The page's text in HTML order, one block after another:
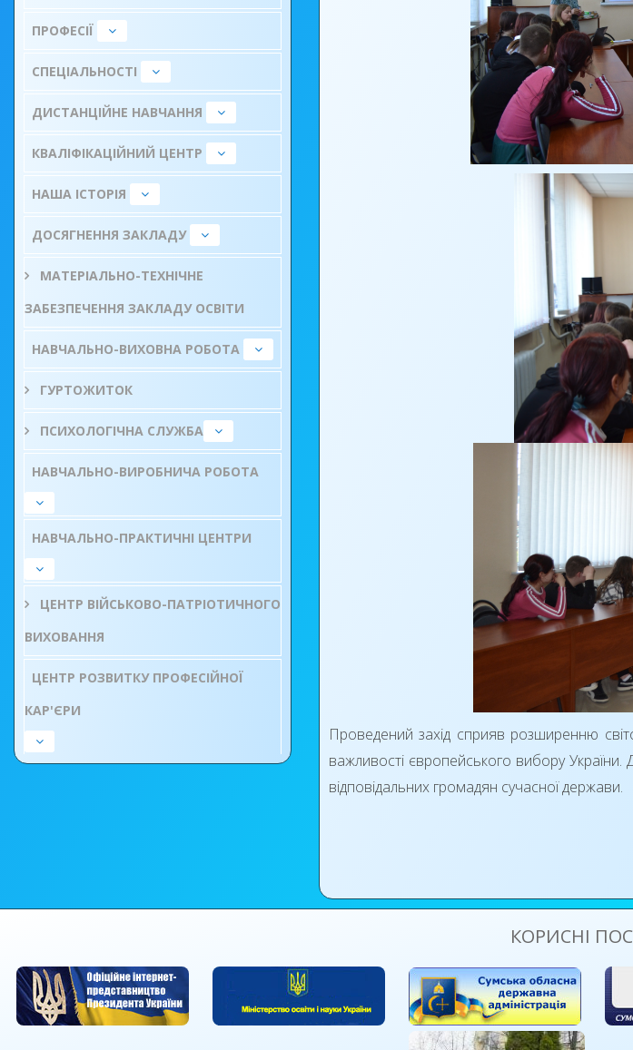
ПРОФЕСІЇ
СПЕЦІАЛЬНОСТІ
ДИСТАНЦІЙНЕ НАВЧАННЯ
КВАЛІФІКАЦІЙНИЙ ЦЕНТР
НАША ІСТОРІЯ
ДОСЯГНЕННЯ ЗАКЛАДУ
МАТЕРІАЛЬНО-ТЕХНІЧНЕ
ЗАБЕЗПЕЧЕННЯ ЗАКЛАДУ ОСВІТИ
НАВЧАЛЬНО-ВИХОВНА РОБОТА
ГУРТОЖИТОК
ПСИХОЛОГІЧНА СЛУЖБА
НАВЧАЛЬНО-ВИРОБНИЧА РОБОТА
НАВЧАЛЬНО-ПРАКТИЧНІ ЦЕНТРИ
ЦЕНТР ВІЙСЬКОВО-ПАТРІОТИЧНОГО
ВИХОВАННЯ
ЦЕНТР РОЗВИТКУ ПРОФЕСІЙНОЇ
КАР'ЄРИ
Проведений захід сприяв розширенню
важливості європейського вибору
відповідальних громадян сучасної держави.
КОРИСНІ